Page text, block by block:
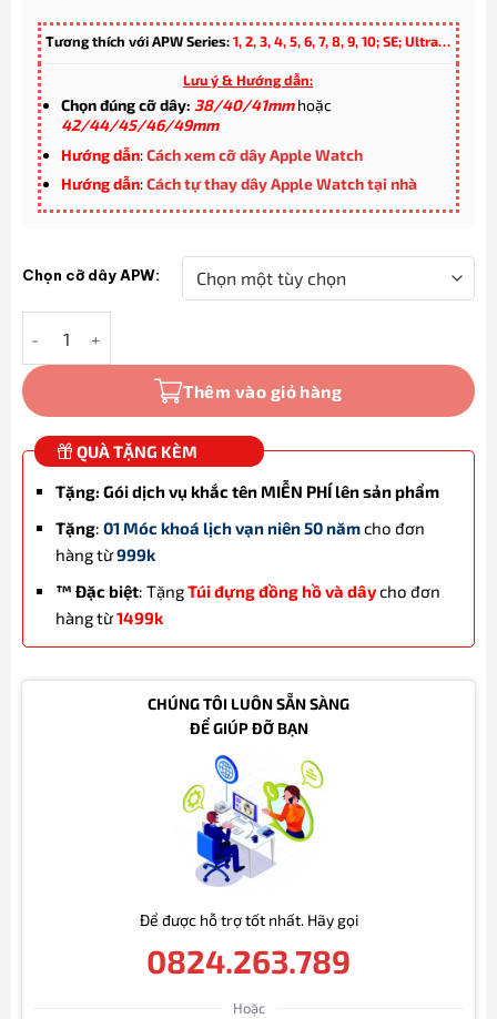
Tương thích với APW Series:1, 2, 3, 4, 5, 6, 7, 8, 9, 10; SE; Ultra…
Lưu ý & Hướng dẫn:
Chọn đúng cỡ dây: 38/40/41mmhoặc
42/44/45/46/49mm
Hướng dẫn:Cách xem cỡ dây Apple Watch
Hướng dẫn:Cách tự thay dây Apple Watch tại nhà
Chọn cỡ dây APW:
Thêm vào giỏ hàng
QUÀ TẶNG KÈM
Tặng: Gói dịch vụ khắc tên MIỄN PHÍ lên sản phẩm
Tặng:01 Móc khoá lịch vạn niên 50 nămcho đơn
hàng từ999k
™ Đặc biệt: TặngTúi đựng đồng hồ và dâycho đơn
hàng từ1499k
CHÚNG TÔI LUÔN SẴN SÀNG
ĐỂ GIÚP ĐỠ BẠN
Để được hỗ trợ tốt nhất. Hãy gọi
0824.263.789
Hoặc